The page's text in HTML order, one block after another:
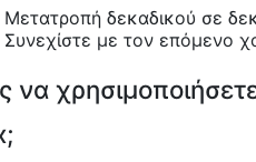
Μετατροπή δεκαδικού σε
Συνεχίστε με τον επόμενο
να